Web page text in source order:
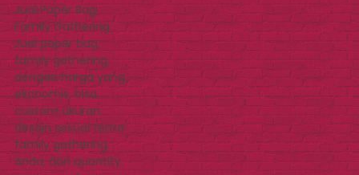
Jual Paper Bag
Family Gathering
Jual paper bag
family gathering
dengan harga yang
ekonomis, bisa
custom ukuran,
desain sesuai tema
family gathering
Anda, dan quantity